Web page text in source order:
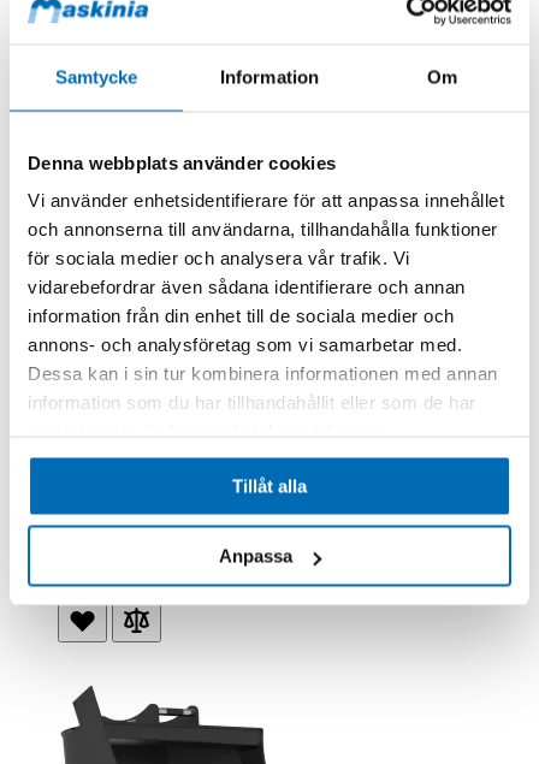
Samtycke Information Om
Denna webbplats använder cookies
Vi använder enhetsidentifierare för att anpassa innehållet
och annonserna till användarna, tillhandahålla funktioner
för sociala medier och analysera vår trafik. Vi
vidarebefordrar även sådana identifierare och annan
information från din enhet till de sociala medier och
annons- och analysföretag som vi samarbetar med.
Dessa kan i sin tur kombinera informationen med annan
information som du har tillhandahållit eller som de har
Tillåt alla
Anpassa
34 880,00 kr
Lägg till i kundvagn
TRE SKOPOR I EN S45 550 L 1400x250x700
45 670,00 kr Exkl. moms
Lägg till i kundvagn